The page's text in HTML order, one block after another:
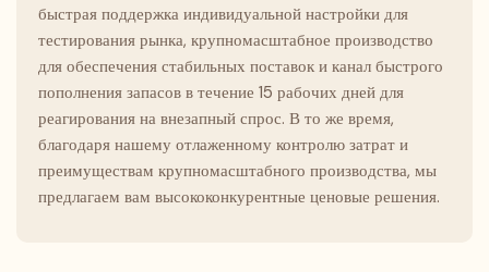
быстрая поддержка индивидуальной настройки для
тестирования рынка, крупномасштабное производство
для обеспечения стабильных поставок и канал быстрого
пополнения запасов в течение 15 рабочих дней для
реагирования на внезапный спрос. В то же время,
благодаря нашему отлаженному контролю затрат и
преимуществам крупномасштабного производства, мы
предлагаем вам высококонкурентные ценовые решения.